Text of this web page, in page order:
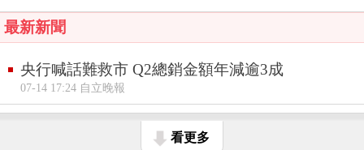
最新新聞
央行喊話難救市 Q2總銷金額年減逾3成
07-14 17:24 自立晚報
看更多